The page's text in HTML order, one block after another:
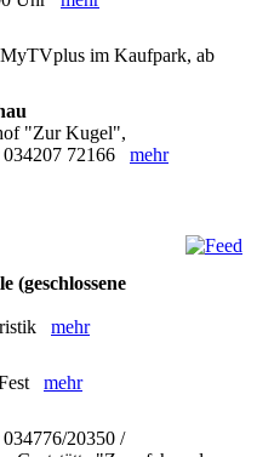
im Kaufpark, ab
"Zur Kugel",
034207 72166 mehr
(geschlossene
mehr
mehr
20350 /